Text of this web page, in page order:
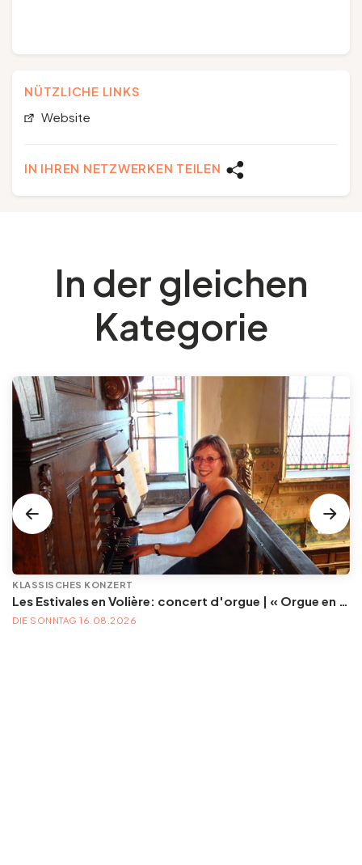
NÜTZLICHE LINKS
Website
IN IHREN NETZWERKEN TEILEN
In der gleichen
Kategorie
KLASSISCHES KONZERT
Les Estivales en Volière: concert d'orgue | « Orgue en Volière » , les 3e dimanches du mois (été) audition d’orgue (accès libre)
DIE SONNTAG 16.08.2026